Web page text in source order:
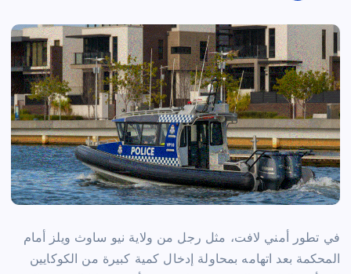
في تطور أمني لافت، مثل رجل من ولاية نيو ساوث ويلز أمام
المحكمة بعد اتهامه بمحاولة إدخال كمية كبيرة من الكوكايين